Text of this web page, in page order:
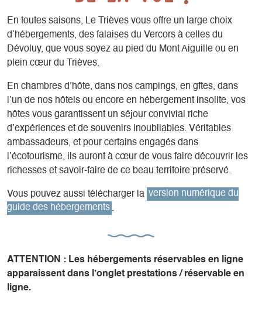
En toutes saisons, Le Trièves vous offre un large choix
d’hébergements, des falaises du Vercors à celles du
Dévoluy, que vous soyez au pied du Mont Aiguille ou en
plein cœur du Trièves.
En chambres d’hôte, dans nos campings, en gîtes, dans
l’un de nos hôtels ou encore en hébergement insolite, vos
hôtes vous garantissent un séjour convivial riche
d’expériences et de souvenirs inoubliables. Véritables
ambassadeurs, et pour certains engagés dans
l’écotourisme, ils auront à cœur de vous faire découvrir les
richesses et savoir-faire de ce beau territoire préservé.
Vous pouvez aussi télécharger la version numérique du
guide des hébergements .
ATTENTION : Les hébergements réservables en ligne
apparaissent dans l’onglet prestations / réservable en
ligne.